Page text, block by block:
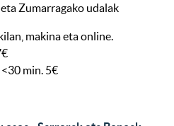
Zumarragako udalak
makina eta online.
min. 5€